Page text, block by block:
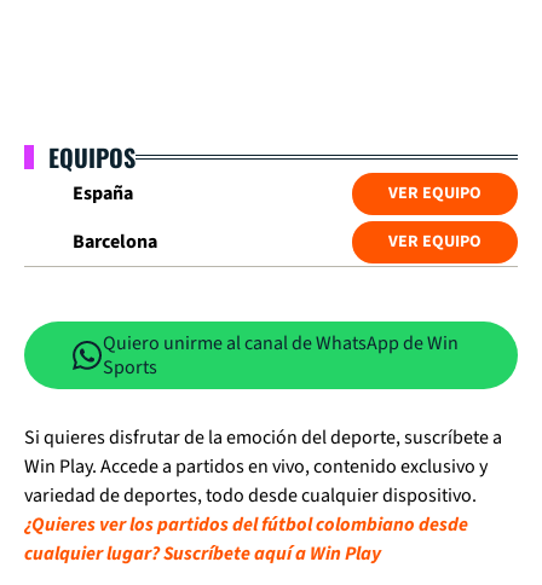
EQUIPOS
España VER EQUIPO
Barcelona VER EQUIPO
Quiero unirme al canal de WhatsApp de Win
Sports
Si quieres disfrutar de la emoción del deporte, suscríbete a
Win Play. Accede a partidos en vivo, contenido exclusivo y
variedad de deportes, todo desde cualquier dispositivo.
¿Quieres ver los partidos del fútbol colombiano desde
cualquier lugar? Suscríbete aquí a Win Play